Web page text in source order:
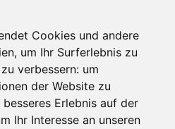
Cookies und andere
um Ihr Surferlebnis zu
verbessern: um
der Website zu
besseres Erlebnis auf der
Ihr Interesse an unseren